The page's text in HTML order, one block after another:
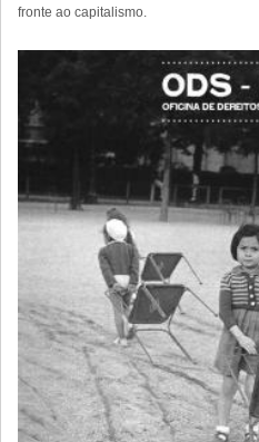
fronte ao capitalismo.